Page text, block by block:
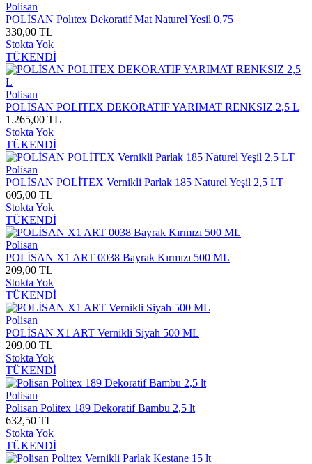
Polisan
POLİSAN Polıtex Dekoratif Mat Naturel Yesil 0,75
330,00 TL
Stokta Yok
TÜKENDİ
Polisan
POLİSAN POLITEX DEKORATIF YARIMAT RENKSIZ 2,5 L
1.265,00 TL
Stokta Yok
TÜKENDİ
Polisan
POLİSAN POLİTEX Vernikli Parlak 185 Naturel Yeşil 2,5 LT
605,00 TL
Stokta Yok
TÜKENDİ
Polisan
POLİSAN X1 ART 0038 Bayrak Kırmızı 500 ML
209,00 TL
Stokta Yok
TÜKENDİ
Polisan
POLİSAN X1 ART Vernikli Siyah 500 ML
209,00 TL
Stokta Yok
TÜKENDİ
Polisan
Polisan Politex 189 Dekoratif Bambu 2,5 lt
632,50 TL
Stokta Yok
TÜKENDİ